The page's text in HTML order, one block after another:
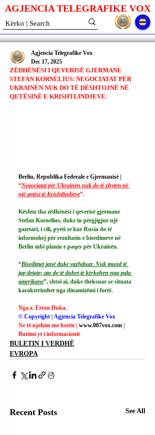
AGJENCIA TELEGRAFIKE VOX
ZËDHËNËSI I QEVERISË GJERMANE
STEFAN KORNELIUS: NEGOCIATAT PËR
UKRAINËN NUK DO TË DËSHTOJNË NË
QETËSINË E KRISHTLINDJEVE.
Agjencia Telegrafike Vox
Dec 17, 2025
Berlin, Republika Federale e Gjermanisë |
“Negociatat për Ukrainën nuk do të zhyten në
një qetësi të Krishtlindjeve”.
Kështu tha zëdhënësi i qeverisë gjermane
Stefan Kornelius, duke iu përgjigjur një
gazetari, i cili, pyeti se kur Rusia do të
informohej për rezultatin e bisedimeve në
Berlin mbi planin e paqes për Ukrainën.
“Bisedimet janë duke vazhduar. Nuk mund të
jap detaje; ato do të duhet të kërkohen nga pala
amerikane”, shtoi ai, duke theksuar se situata
karakterizohet nga dinamizëmi i fortë.
Nga z. Erton Duka.
© Copyright | Agjencia Telegrafike Vox
Ne të njohim me botën | www.007vox.com |
Burimi yt i informacionit
BULETIN I VERDHË
EVROPA
Recent Posts See All